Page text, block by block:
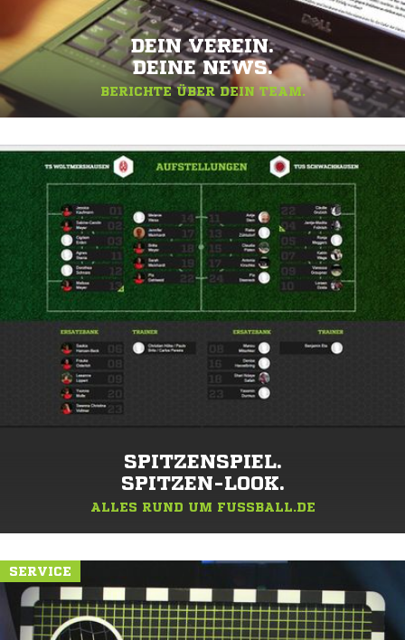
DEIN VEREIN.
DEINE NEWS.
BERICHTE ÜBER DEIN TEAM.
SPITZENSPIEL.
SPITZEN-LOOK.
ALLES RUND UM FUSSBALL.DE
SERVICE